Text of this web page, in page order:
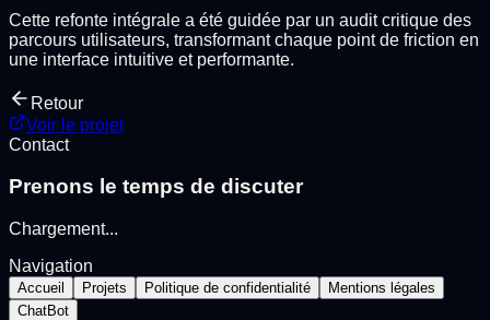
Cette refonte intégrale a été guidée par un audit critique des
parcours utilisateurs, transformant chaque point de friction en
une interface intuitive et performante.
Retour
Voir le projet
Contact
Prenons le temps de discuter
Chargement...
Navigation
Accueil Projets Politique de confidentialité
Mentions légales
ChatBot